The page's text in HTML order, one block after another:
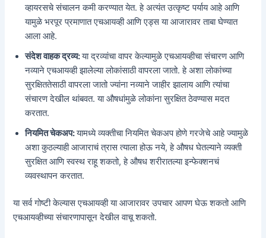
व्हायरसचे संचालन कमी करण्यात येत. हे अत्यंत उत्कृष्ट पर्याय आहे आणि
यामुळे भरपूर प्रमाणात एचआयव्ही आणि एड्स या आजारावर ताबा घेण्यात
आला आहे.
संदेश वाहक द्रव्य:या द्रव्यांचा वापर केल्यामुळे एचआयव्हीचा संचारण आणि
नव्याने एचआयव्ही झालेल्या लोकांसाठी वापरला जातो. हे अशा लोकांच्या
सुरक्षिततेसाठी वापरला जातो ज्यांना नव्याने जाहीर झालाय आणि त्यांचा
संचारण देखील थांबवत. या औषधांमुळे लोकांना सुरक्षित ठेवण्यास मदत
करतात.
नियमित चेकअप:यामध्ये व्यक्तीचा नियमित चेकअप होणे गरजेचे आहे ज्यामुळे
अशा कुठल्याही आजाराचं त्रास त्याला होऊ नये, हे औषध घेतल्याने व्यक्ती
सुरक्षित आणि स्वस्थ राहू शकतो, हे औषध शरीरातल्या इन्फेक्शनचं
व्यवस्थापन करतात.
या सर्व गोष्टी केल्यास एचआयव्ही या आजारावर उपचार आपण घेऊ शकतो आणि
एचआयव्हीच्या संचारणापासून देखील वाचू शकतो.